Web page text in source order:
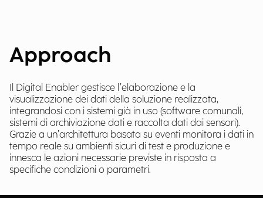
Approach
Il Digital Enabler gestisce l’elaborazione e la
visualizzazione dei dati della soluzione realizzata,
integrandosi con i sistemi già in uso (software comunali,
sistemi di archiviazione dati e raccolta dati dai sensori).
Grazie a un’architettura basata su eventi monitora i dati in
tempo reale su ambienti sicuri di test e produzione e
innesca le azioni necessarie previste in risposta a
specifiche condizioni o parametri.